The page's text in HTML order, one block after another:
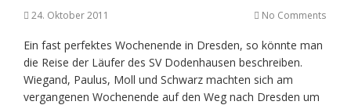
24. Oktober 2011 No Comments
Ein fast perfektes Wochenende in Dresden, so könnte man
die Reise der Läufer des SV Dodenhausen beschreiben.
Wiegand, Paulus, Moll und Schwarz machten sich am
vergangenen Wochenende auf den Weg nach Dresden um